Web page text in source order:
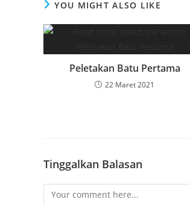
YOU MIGHT ALSO LIKE
Peletakan Batu Pertama
22 Maret 2021
Tinggalkan Balasan
Comment